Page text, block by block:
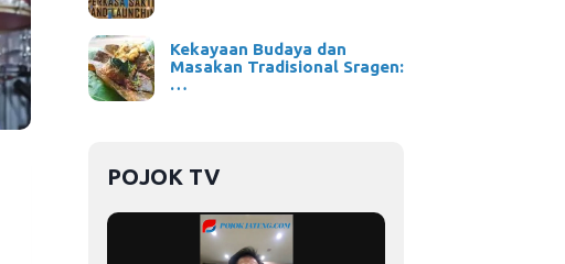
Kekayaan Budaya dan
Masakan Tradisional Sragen:
…
POJOK TV